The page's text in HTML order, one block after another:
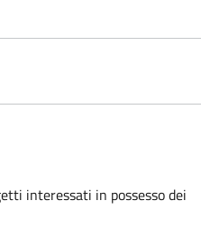
interessati in possesso dei